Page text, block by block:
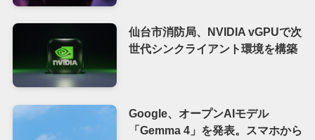
仙台市消防局、NVIDIA vGPUで次
世代シンクライアント環境を構築
Google、オープンAIモデル
「Gemma 4」を発表。スマホから